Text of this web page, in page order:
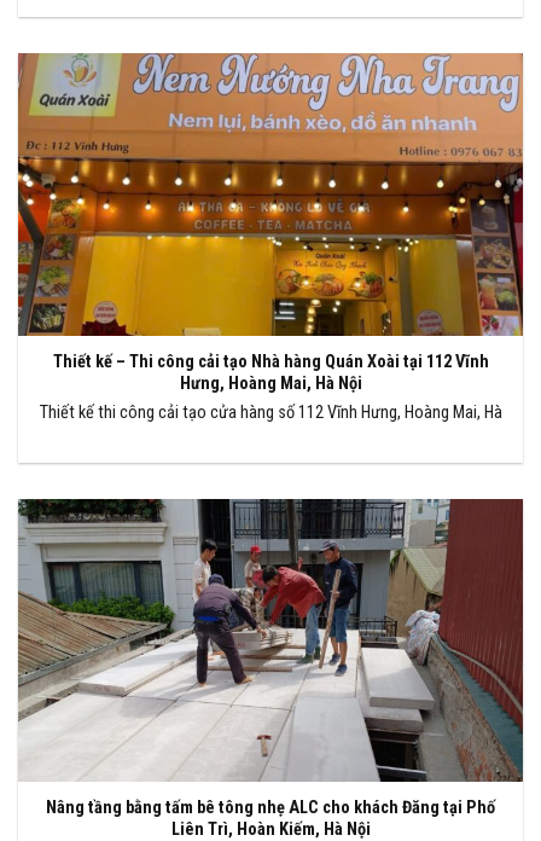
Thiết kế – Thi công cải tạo Nhà hàng Quán Xoài tại 112 Vĩnh
Hưng, Hoàng Mai, Hà Nội
Thiết kế thi công cải tạo cửa hàng số 112 Vĩnh Hưng, Hoàng Mai, Hà
Nâng tầng bằng tấm bê tông nhẹ ALC cho khách Đăng tại Phố
Liên Trì, Hoàn Kiếm, Hà Nội